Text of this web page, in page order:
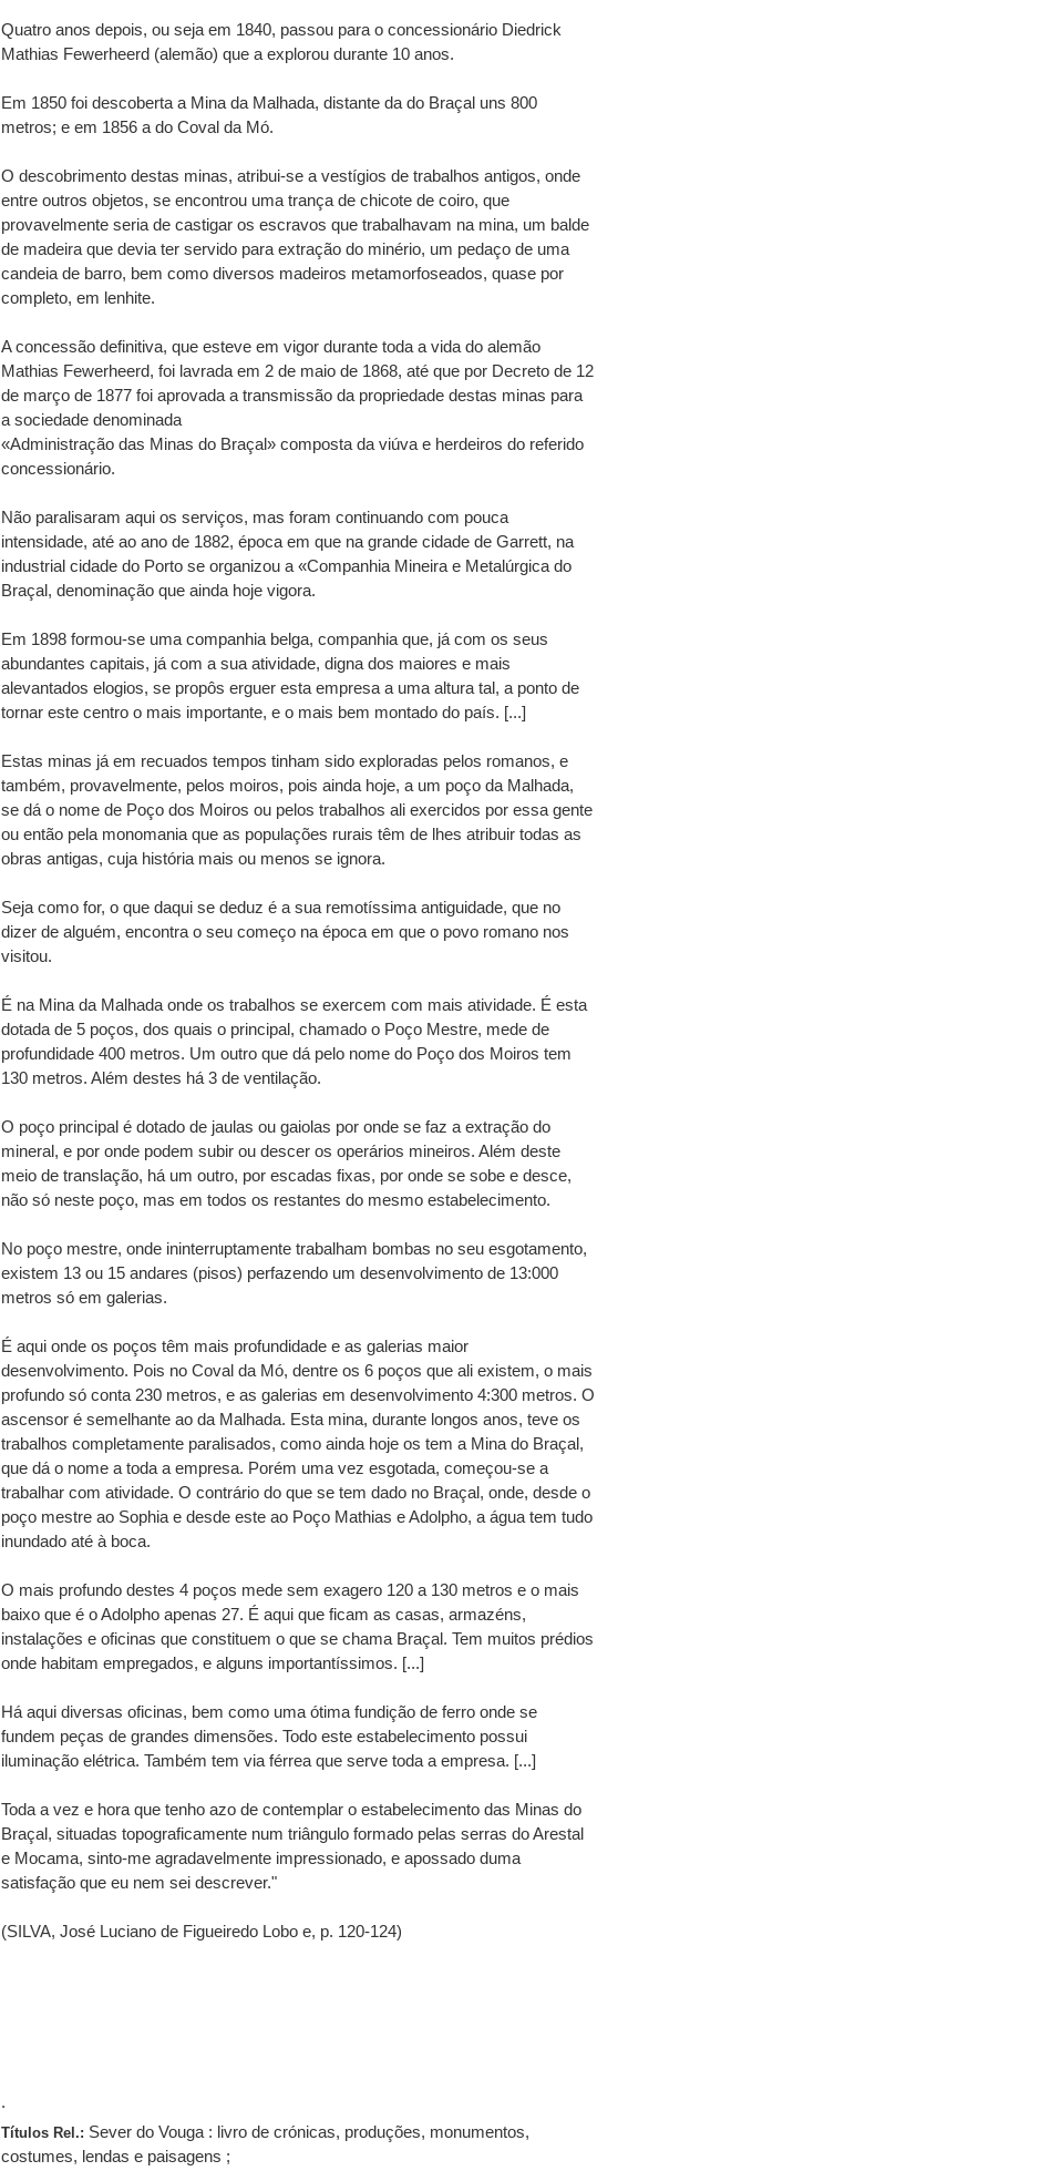
Quatro anos depois, ou seja em 1840, passou para o concessionário Diedrick
Mathias Fewerheerd (alemão) que a explorou durante 10 anos.
Em 1850 foi descoberta a Mina da Malhada, distante da do Braçal uns 800
metros; e em 1856 a do Coval da Mó.
O descobrimento destas minas, atribui-se a vestígios de trabalhos antigos, onde
entre outros objetos, se encontrou uma trança de chicote de coiro, que
provavelmente seria de castigar os escravos que trabalhavam na mina, um balde
de madeira que devia ter servido para extração do minério, um pedaço de uma
candeia de barro, bem como diversos madeiros metamorfoseados, quase por
completo, em lenhite.
A concessão definitiva, que esteve em vigor durante toda a vida do alemão
Mathias Fewerheerd, foi lavrada em 2 de maio de 1868, até que por Decreto de 12
de março de 1877 foi aprovada a transmissão da propriedade destas minas para
a sociedade denominada
«Administração das Minas do Braçal» composta da viúva e herdeiros do referido
concessionário.
Não paralisaram aqui os serviços, mas foram continuando com pouca
intensidade, até ao ano de 1882, época em que na grande cidade de Garrett, na
industrial cidade do Porto se organizou a «Companhia Mineira e Metalúrgica do
Braçal, denominação que ainda hoje vigora.
Em 1898 formou-se uma companhia belga, companhia que, já com os seus
abundantes capitais, já com a sua atividade, digna dos maiores e mais
alevantados elogios, se propôs erguer esta empresa a uma altura tal, a ponto de
tornar este centro o mais importante, e o mais bem montado do país. [...]
Estas minas já em recuados tempos tinham sido exploradas pelos romanos, e
também, provavelmente, pelos moiros, pois ainda hoje, a um poço da Malhada,
se dá o nome de Poço dos Moiros ou pelos trabalhos ali exercidos por essa gente
ou então pela monomania que as populações rurais têm de lhes atribuir todas as
obras antigas, cuja história mais ou menos se ignora.
Seja como for, o que daqui se deduz é a sua remotíssima antiguidade, que no
dizer de alguém, encontra o seu começo na época em que o povo romano nos
visitou.
É na Mina da Malhada onde os trabalhos se exercem com mais atividade. É esta
dotada de 5 poços, dos quais o principal, chamado o Poço Mestre, mede de
profundidade 400 metros. Um outro que dá pelo nome do Poço dos Moiros tem
130 metros. Além destes há 3 de ventilação.
O poço principal é dotado de jaulas ou gaiolas por onde se faz a extração do
mineral, e por onde podem subir ou descer os operários mineiros. Além deste
meio de translação, há um outro, por escadas fixas, por onde se sobe e desce,
não só neste poço, mas em todos os restantes do mesmo estabelecimento.
No poço mestre, onde ininterruptamente trabalham bombas no seu esgotamento,
existem 13 ou 15 andares (pisos) perfazendo um desenvolvimento de 13:000
metros só em galerias.
É aqui onde os poços têm mais profundidade e as galerias maior
desenvolvimento. Pois no Coval da Mó, dentre os 6 poços que ali existem, o mais
profundo só conta 230 metros, e as galerias em desenvolvimento 4:300 metros. O
ascensor é semelhante ao da Malhada. Esta mina, durante longos anos, teve os
trabalhos completamente paralisados, como ainda hoje os tem a Mina do Braçal,
que dá o nome a toda a empresa. Porém uma vez esgotada, começou-se a
trabalhar com atividade. O contrário do que se tem dado no Braçal, onde, desde o
poço mestre ao Sophia e desde este ao Poço Mathias e Adolpho, a água tem tudo
inundado até à boca.
O mais profundo destes 4 poços mede sem exagero 120 a 130 metros e o mais
baixo que é o Adolpho apenas 27. É aqui que ficam as casas, armazéns,
instalações e oficinas que constituem o que se chama Braçal. Tem muitos prédios
onde habitam empregados, e alguns importantíssimos. [...]
Há aqui diversas oficinas, bem como uma ótima fundição de ferro onde se
fundem peças de grandes dimensões. Todo este estabelecimento possui
iluminação elétrica. Também tem via férrea que serve toda a empresa. [...]
Toda a vez e hora que tenho azo de contemplar o estabelecimento das Minas do
Braçal, situadas topograficamente num triângulo formado pelas serras do Arestal
e Mocama, sinto-me agradavelmente impressionado, e apossado duma
satisfação que eu nem sei descrever."
(SILVA, José Luciano de Figueiredo Lobo e, p. 120-124)
.
Títulos Rel.: Sever do Vouga : livro de crónicas, produções, monumentos,
costumes, lendas e paisagens ;